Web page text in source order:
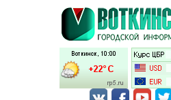
Перейти к основному содержанию